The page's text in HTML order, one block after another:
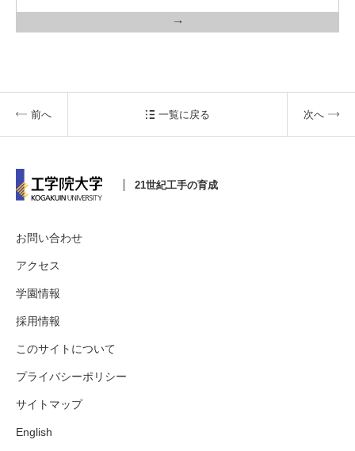
4. 航空理工学専攻特設サイト
5. 遠隔授業リンク集
前へ 一覧に戻る 次へ
21世紀工手の育成
お問い合わせ
アクセス
学園情報
採用情報
このサイトについて
プライバシーポリシー
サイトマップ
English